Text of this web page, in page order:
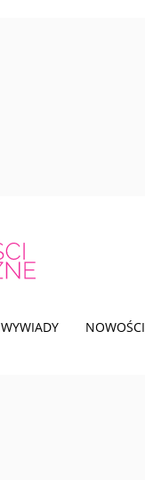
WYWIADY NOWOŚCI